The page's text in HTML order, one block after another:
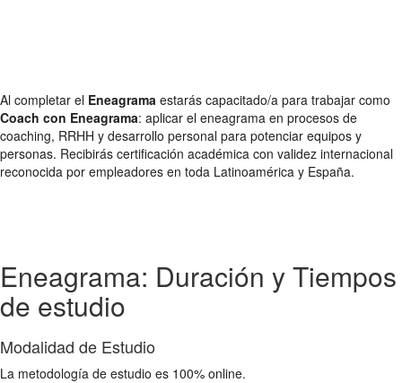
Al completar el Eneagrama estarás capacitado/a para trabajar como
Coach con Eneagrama: aplicar el eneagrama en procesos de
coaching, RRHH y desarrollo personal para potenciar equipos y
personas. Recibirás certificación académica con validez internacional
reconocida por empleadores en toda Latinoamérica y España.
Eneagrama: Duración y Tiempos
de estudio
Modalidad de Estudio
La metodología de estudio es 100% online.